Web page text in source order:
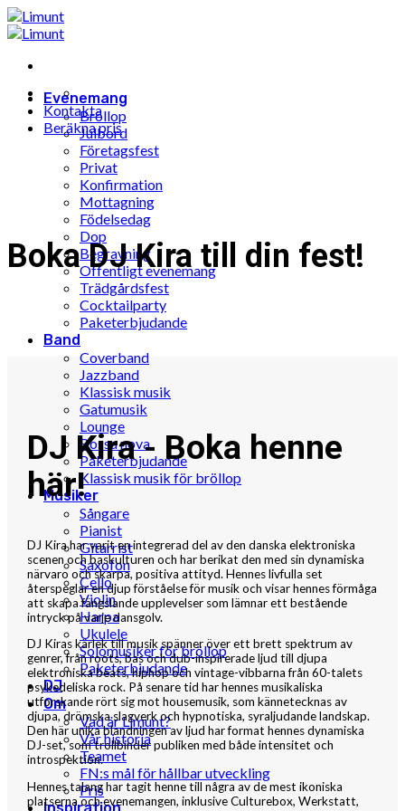
Hoppa
till
Evenemang
Bröllop
Julbord
Företagsfest
Privat
Konfirmation
Mottagning
Födelsedag
Dop
Begravning
Offentligt evenemang
Trädgårdsfest
Cocktailparty
Paketerbjudande
Band
Coverband
Jazzband
Klassisk musik
Gatumusik
Lounge
Bossa nova
Paketerbjudande
Klassisk musik för bröllop
Musiker
Sångare
Pianist
Gitarrist
Saxofon
Cello
Violin
Harpa
Ukulele
Solomusiker för bröllop
Paketerbjudande
DJ
Om
Vad är Limunt?
Vår historia
Teamet
FN:s mål för hållbar utveckling
Pris
Kontakta
Beräkna pris
Boka DJ Kira till din fest!
DJ Kira - Boka henne
här!
DJ Kira har varit en integrerad del av den danska elektroniska
scenen och baskulturen och har berikat den med sin dynamiska
närvaro och skarpa, positiva attityd. Hennes livfulla set
återspeglar en djup förståelse för musik och visar hennes förmåga
att skapa fängslande upplevelser som lämnar ett bestående
intryck på varje dansgolv.
DJ Kiras kärlek till musik spänner över ett brett spektrum av
genrer, från roots, bas och dub-inspirerade ljud till djupa
elektroniska beats, hiphop och vintage-vibbarna från 60-talets
psykedeliska rock. På senare tid har hennes musikaliska
utforskande rört sig mot housemusik, som kännetecknas av
djupa, drömska slagverk och hypnotiska, syraljudande landskap.
Den här unika blandningen av ljud har format hennes dynamiska
DJ-set, som trollbinder publiken med både intensitet och
introspektion.
Hennes talang har tagit henne till några av de mest ikoniska
platserna och evenemangen, inklusive Culturebox, Werkstatt,